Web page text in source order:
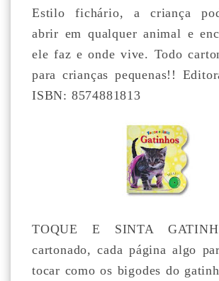
Estilo fichário, a criança
abrir em qualquer animal e
ele faz e onde vive. Todo
para crianças pequenas!!
ISBN: 8574881813
TOQUE E SINTA
cartonado, cada página algo
tocar como os bigodes do